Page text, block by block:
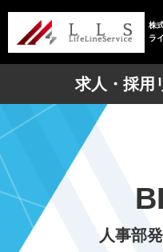
株
ラ
求人・採用
人事部